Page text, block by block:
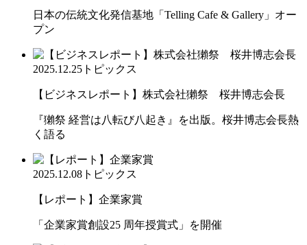
日本の伝統文化発信基地「Telling Cafe & Gallery」オー
プン
2025.12.25 トピックス
【ビジネスレポート】株式会社獺祭 桜井博志会長
『獺祭 経営は八転び八起き』を出版。桜井博志会長熱
く語る
2025.12.08 トピックス
【レポート】企業家賞
「企業家賞創設25 周年授賞式」を開催